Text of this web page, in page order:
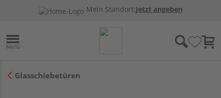
Mein Standort:Jetzt angeben
Glasschiebetüren